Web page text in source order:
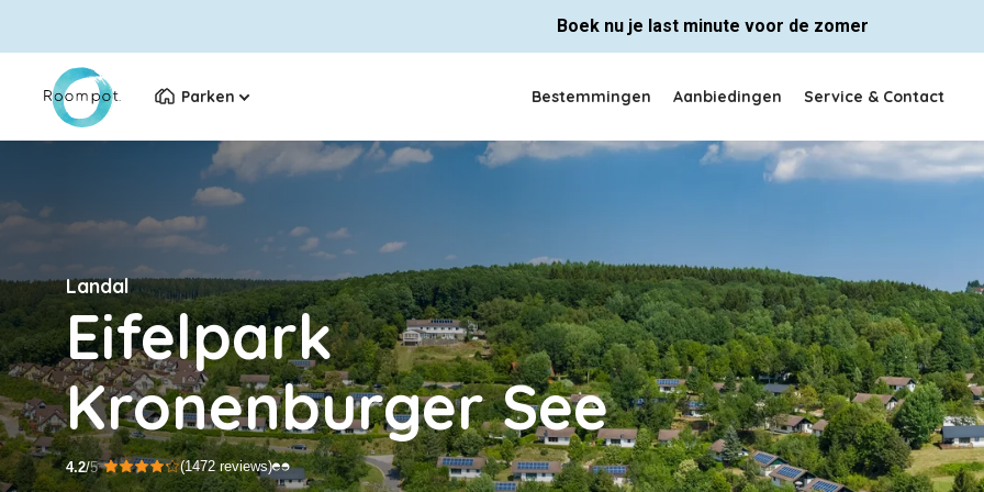
Boek nu je last minute voor de zomer
Parken Bestemmingen Aanbiedingen Service & Contact